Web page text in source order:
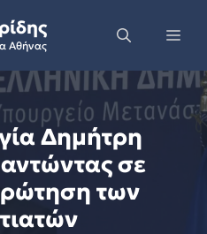
Αθήνας
Δημήτρη
σε
των